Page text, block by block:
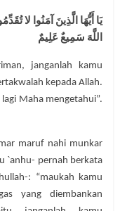
يَا أَيُّهَا الَّذِينَ آمَنُوا لا
اللَّهَ سَمِيعٌ عَلِيمٌ
janganlah kamu
kepada Allah.
Maha mengetahui”.
maruf nahi munkar
`anhu- pernah berkata
: “maukah kamu
yang diembankan